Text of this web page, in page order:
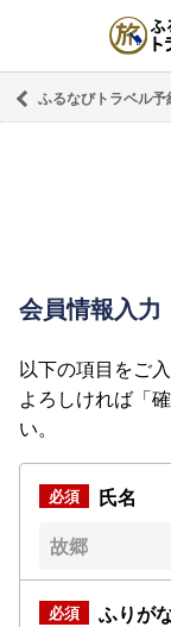
ふるなびトラベル予
会員情報入力
以下の項目をご入
よろしければ「
い。
氏名
ふりが